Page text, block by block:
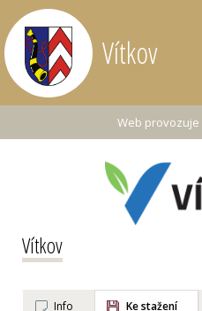
Vítkov
Web provozuje
Vítkov
Info Ke stažení